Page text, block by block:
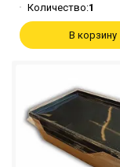
Количество:1
В корзину